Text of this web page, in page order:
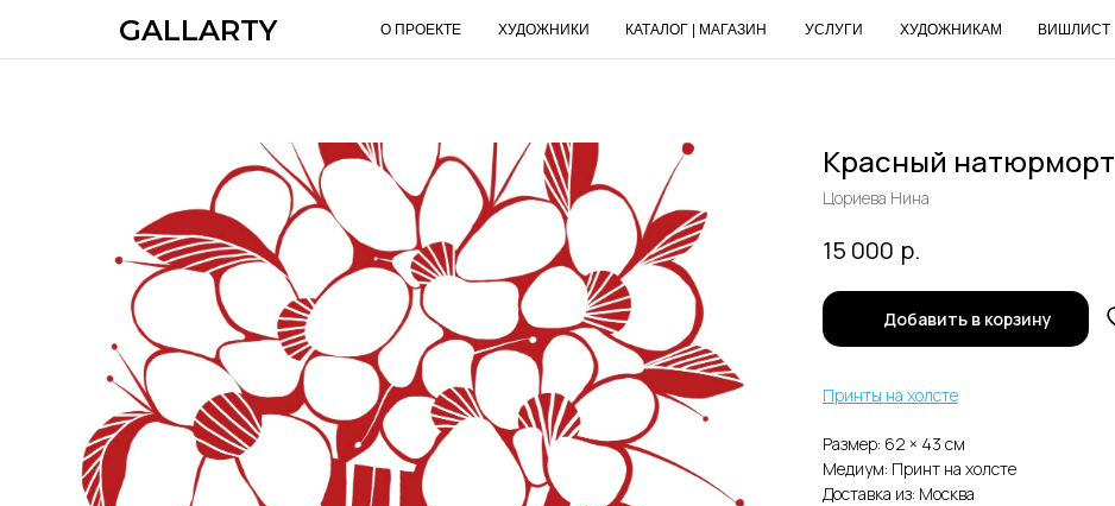
О ПРОЕКТЕ ХУДОЖНИКИ КАТАЛОГ | МАГАЗИН
GALLARTY ВИШЛИСТ
ХУДОЖНИКАМ
УСЛУГИ
Красный натюрморт
Цориева Нина
15 000 р.
Добавить в корзину
Принты на холсте
Размер: 62 × 43 cм
Медиум: Принт на холсте
Доставка из: Москва